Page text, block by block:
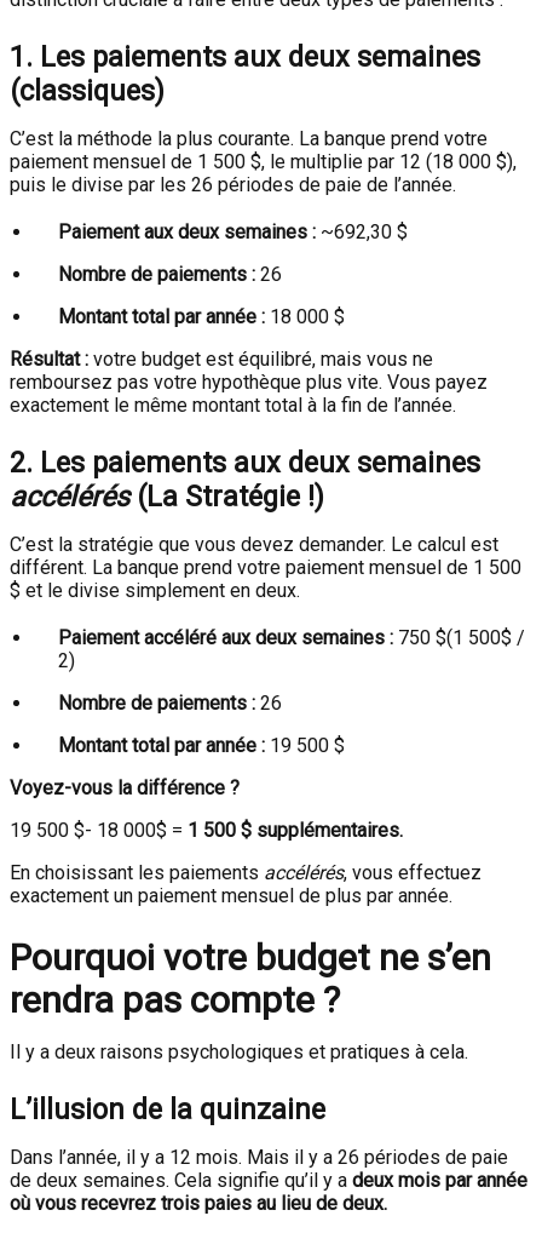
1. Les paiements aux deux semaines
(classiques)
C’est la méthode la plus courante. La banque prend votre
paiement mensuel de 1 500 $, le multiplie par 12 (18 000 $),
puis le divise par les 26 périodes de paie de l’année.
Paiement aux deux semaines : ~692,30 $
Nombre de paiements : 26
Montant total par année : 18 000 $
Résultat : votre budget est équilibré, mais vous ne
remboursez pas votre hypothèque plus vite. Vous payez
exactement le même montant total à la fin de l’année.
2. Les paiements aux deux semaines
accélérés(La Stratégie !)
C’est la stratégie que vous devez demander. Le calcul est
différent. La banque prend votre paiement mensuel de 1 500
$ et le divise simplement en deux.
Paiement accéléré aux deux semaines : 750 $(1 500$ /
2)
Nombre de paiements : 26
Montant total par année : 19 500 $
Voyez-vous la différence ?
19 500 $- 18 000$ = 1 500 $ supplémentaires.
En choisissant les paiements accélérés, vous effectuez
exactement un paiement mensuel de plus par année.
Pourquoi votre budget ne s’en
rendra pas compte ?
Il y a deux raisons psychologiques et pratiques à cela.
L’illusion de la quinzaine
Dans l’année, il y a 12 mois. Mais il y a 26 périodes de paie
de deux semaines. Cela signifie qu’il y a deux mois par année
où vous recevrez trois paies au lieu de deux.